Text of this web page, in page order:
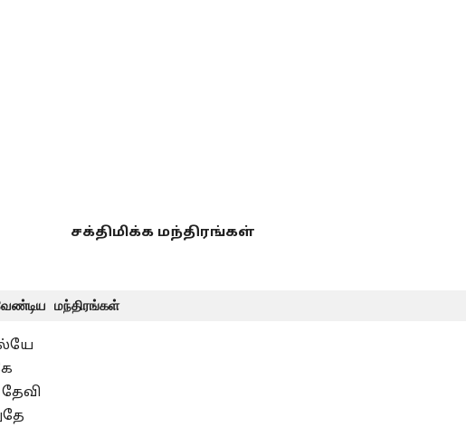
சக்திமிக்க மந்திரங்கள்
மந்திரங்கள்